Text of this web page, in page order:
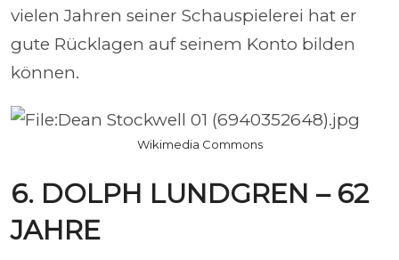
vielen Jahren seiner Schauspielerei hat er
gute Rücklagen auf seinem Konto bilden
können.
Wikimedia Commons
6. DOLPH LUNDGREN – 62
JAHRE